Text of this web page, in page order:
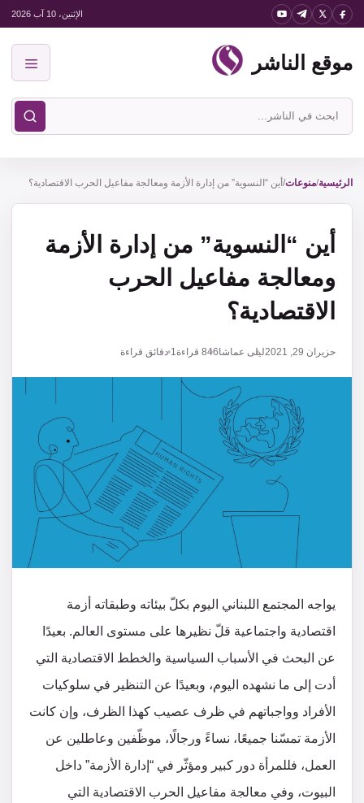
انتقل
المحتوى
الإثنين، 10 آب 2026
موقع الناشر
ابحث
في
الناشر
الرئيسية/منوعات/ أين “النسوية” من إدارة الأزمة ومعالجة مفاعيل الحرب الاقتصادية؟
أين “النسوية” من إدارة الأزمة
ومعالجة مفاعيل الحرب
الاقتصادية؟
حزيران 29, 2021 ليلى عماشا846 قراءة1 دقائق قراءة
يواجه المجتمع اللبناني اليوم بكلّ بيئاته وطبقاته أزمة
اقتصادية واجتماعية قلّ نظيرها على مستوى العالم. بعيدًا
عن البحث في الأسباب السياسية والخطط الاقتصادية التي
أدت إلى ما نشهده اليوم، وبعيدًا عن التنظير في سلوكيات
الأفراد وواجباتهم في ظرف عصيب كهذا الظرف، وإن كانت
الأزمة تمسّنا جميعًا، نساءً ورجالًا، موظّفين وعاطلين عن
العمل، فللمرأة دور كبير ومؤثّر في “إدارة الأزمة” داخل
البيوت، وفي معالجة مفاعيل الحرب الاقتصادية التي